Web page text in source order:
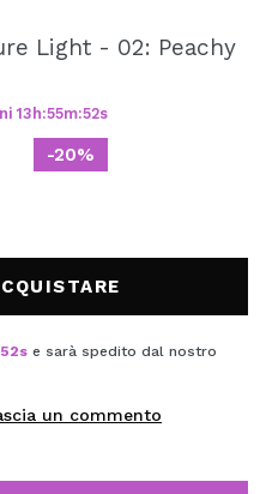
potrai fare i tuoi
lo stato dei tuoi ordini e
Light - 02: Peachy
13 h:55m:52s
-20%
52s e sarà spedito dal nostro
un commento